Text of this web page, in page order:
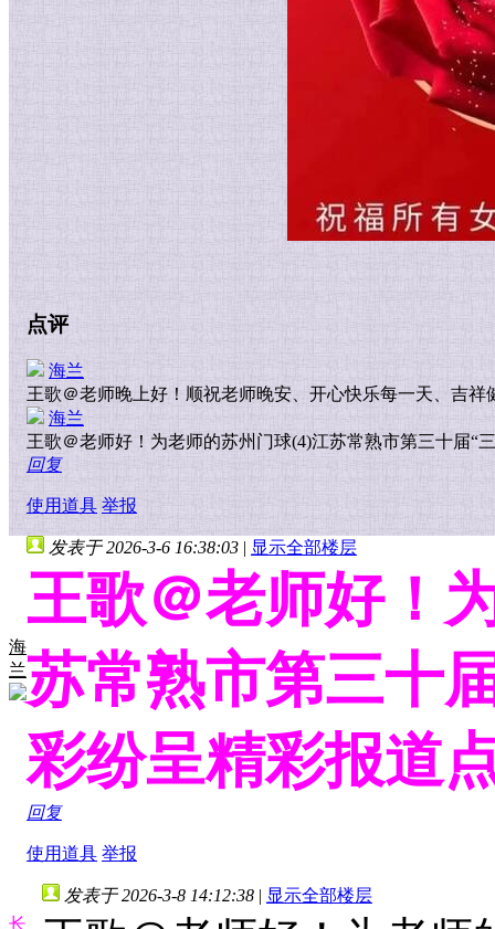
点评
海兰
王歌＠老师晚上好！顺祝老师晚安、开心快乐每一天、吉
海兰
王歌＠老师好！为老师的苏州门球(4)江苏常熟市第三十届
回复
使用道具 举报
海
兰
发表于 2026-3-6 16:38:03 | 显示全部楼层
王歌＠老师好！
苏常熟市第三十
彩纷呈精彩报道
回复
使用道具 举报
长
发表于 2026-3-8 14:12:38 | 显示全部楼层